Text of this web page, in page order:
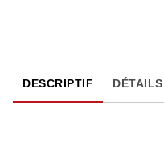
DESCRIPTIF DÉTAILS